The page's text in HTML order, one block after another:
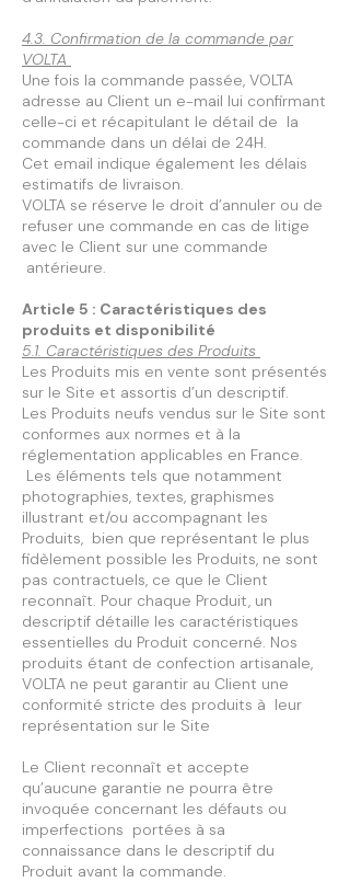
4.3. Confirmation de la commande par
VOLTA
Une fois la commande passée, VOLTA
adresse au Client un e-mail lui confirmant
celle-ci et récapitulant le détail de la
commande dans un délai de 24H.
Cet email indique également les délais
estimatifs de livraison.
VOLTA se réserve le droit d’annuler ou de
refuser une commande en cas de litige
avec le Client sur une commande
antérieure.
Article 5 : Caractéristiques des
produits et disponibilité
5.1. Caractéristiques des Produits
Les Produits mis en vente sont présentés
sur le Site et assortis d’un descriptif.
Les Produits neufs vendus sur le Site sont
conformes aux normes et à la
réglementation applicables en France.
Les éléments tels que notamment
photographies, textes, graphismes
illustrant et/ou accompagnant les
Produits, bien que représentant le plus
fidèlement possible les Produits, ne sont
pas contractuels, ce que le Client
reconnaît. Pour chaque Produit, un
descriptif détaille les caractéristiques
essentielles du Produit concerné. Nos
produits étant de confection artisanale,
VOLTA ne peut garantir au Client une
conformité stricte des produits à leur
représentation sur le Site
Le Client reconnaît et accepte
qu’aucune garantie ne pourra être
invoquée concernant les défauts ou
imperfections portées à sa
connaissance dans le descriptif du
Produit avant la commande.